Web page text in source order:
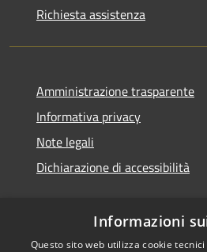
Richiesta assistenza
Amministrazione trasparente
Informativa privacy
Note legali
Dichiarazione di accessibilità
Informazioni
Questo sito web utilizza cookie